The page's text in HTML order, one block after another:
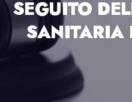
SEGUITO
SANITARIA